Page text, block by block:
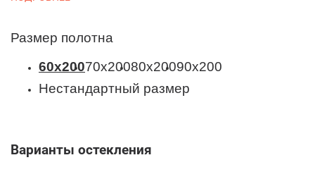
Размер полотна
60x20070x20080x20090x200
Нестандартный размер
Варианты остекления